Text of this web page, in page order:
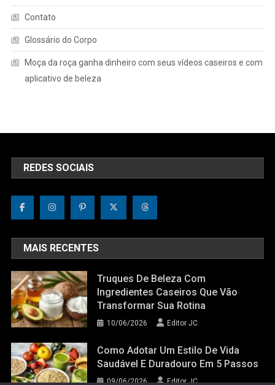
Contato
Glossário do Corpo
Moça da roça ganha dinheiro com seus vídeos caseiros e com
aplicativo de beleza
REDES SOCIAIS
MAIS RECENTES
Truques De Beleza Com
Ingredientes Caseiros Que Vão
Transformar Sua Rotina
10/06/2026 Editor JC
Como Adotar Um Estilo De Vida
Saudável E Duradouro Em 5 Passos
09/06/2026 Editor JC